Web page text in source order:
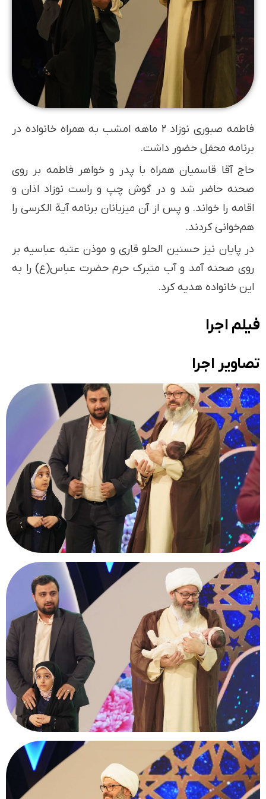
فاطمه صبوری نوزاد ۲ ماهه امشب به همراه خانواده در
برنامه محفل حضور داشت.
حاج آقا قاسمیان همراه با پدر و خواهر فاطمه بر روی
صحنه حاضر شد و در گوش چپ و راست نوزاد اذان و
اقامه را خواند. و پس از آن میزبانان برنامه آیة الکرسی را
هم‌خوانی کردند.
در پایان نیز حسنین الحلو قاری و موذن عتبه عباسیه بر
روی صحنه آمد و آب متبرک حرم حضرت عباس(ع) را به
این خانواده هدیه کرد.
فیلم اجرا
تصاویر اجرا